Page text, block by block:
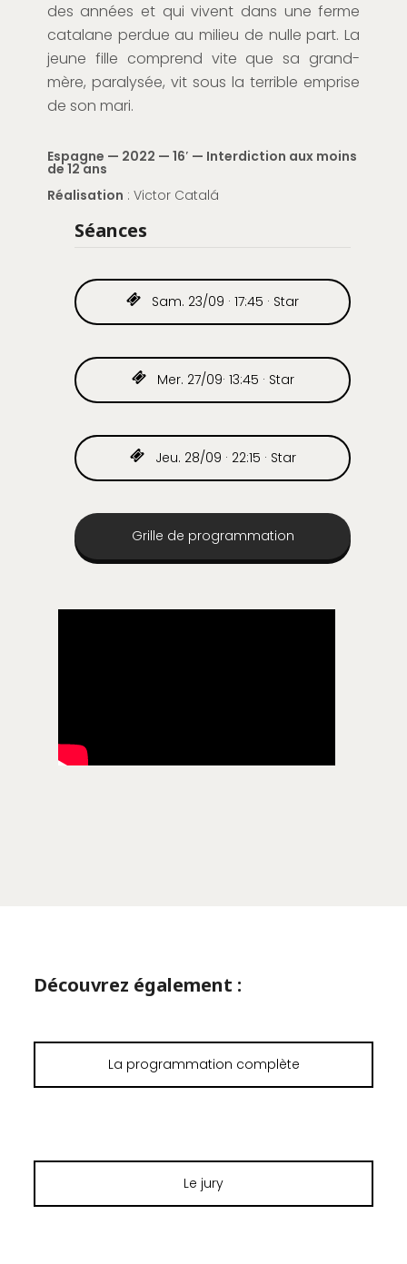
des années et qui vivent dans une ferme
catalane perdue au milieu de nulle part. La
jeune fille comprend vite que sa grand-
mère, paralysée, vit sous la terrible emprise
de son mari.
Espagne — 2022 — 16′ — Interdiction aux moins
de 12 ans
Réalisation : Victor Catalá
Séances
Sam. 23/09 · 17:45 · Star
Mer. 27/09· 13:45 · Star
Jeu. 28/09 · 22:15 · Star
Grille de programmation
Découvrez également :
La programmation complète
Le jury